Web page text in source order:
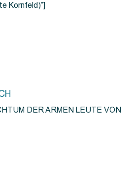
Kornfeld)”]
DER ARMEN LEUTE VON